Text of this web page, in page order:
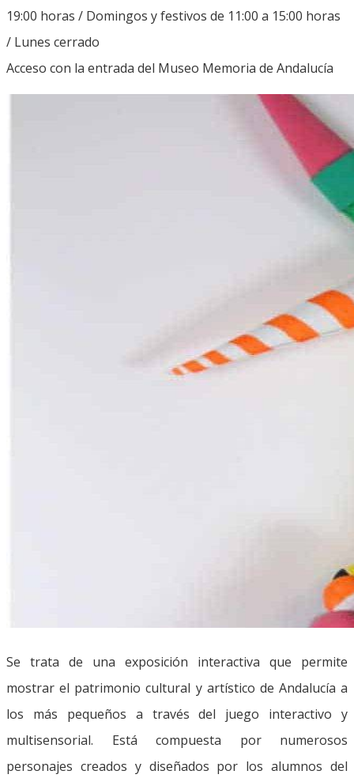
19:00 horas / Domingos y festivos de 11:00 a 15:00 horas
/ Lunes cerrado
Acceso con la entrada del Museo Memoria de Andalucía
Se trata de una exposición interactiva que permite
mostrar el patrimonio cultural y artístico de Andalucía a
los más pequeños a través del juego interactivo y
multisensorial. Está compuesta por numerosos
personajes creados y diseñados por los alumnos del